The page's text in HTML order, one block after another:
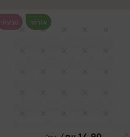
אורגני טבעוני